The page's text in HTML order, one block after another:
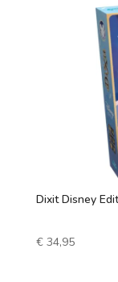
Dixit Disney
€34,95